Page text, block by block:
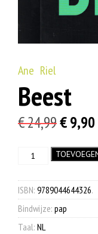
Ane Riel
Beest
€24,99
was:
€
€9,90
Beest
ISBN: 9789044644326.
Bindwijze: pap
Taal: NL